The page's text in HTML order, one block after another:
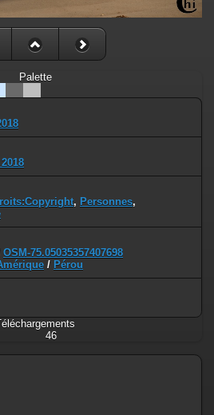
Palette
, Personnes,
OSM-75.05035357407698
/ Pérou
46